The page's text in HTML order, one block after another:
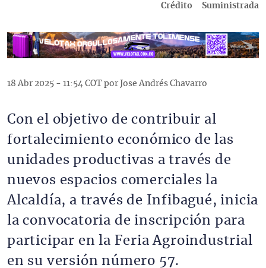
Crédito Suministrada
18 Abr 2025 - 11:54 COT por Jose Andrés Chavarro
Con el objetivo de contribuir al
fortalecimiento económico de las
unidades productivas a través de
nuevos espacios comerciales la
Alcaldía, a través de Infibagué, inicia
la convocatoria de inscripción para
participar en la Feria Agroindustrial
en su versión número 57.